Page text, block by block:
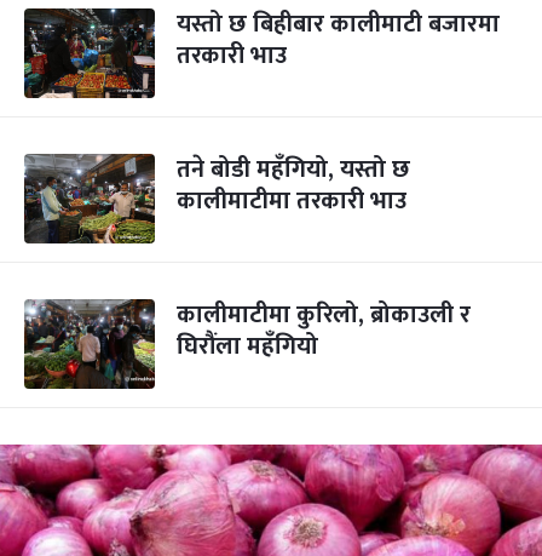
यस्तो छ बिहीबार कालीमाटी बजारमा
तरकारी भाउ
तने बोडी महँगियो, यस्तो छ
कालीमाटीमा तरकारी भाउ
कालीमाटीमा कुरिलो, ब्रोकाउली र
घिरौंला महँगियो